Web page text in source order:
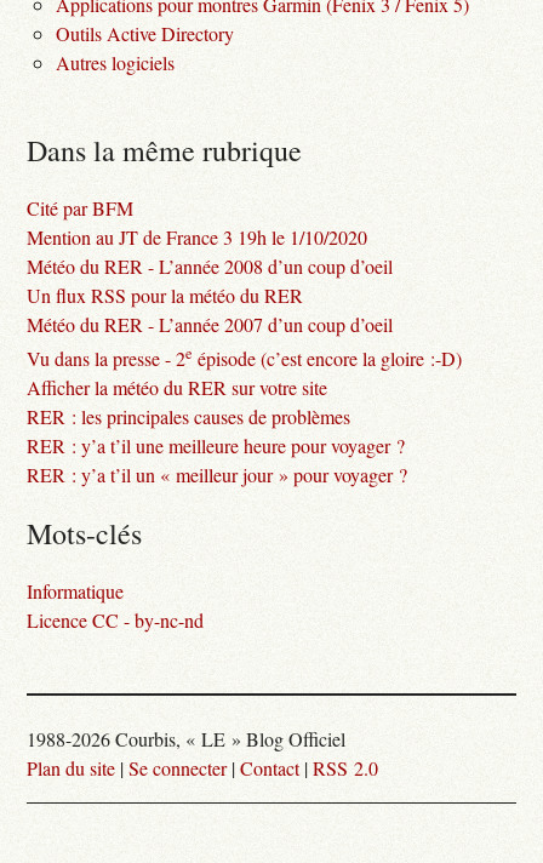
Outils Active Directory
Autres logiciels
Dans la même rubrique
Cité par BFM
Mention au JT de France 3 19h le 1/10/2020
Météo du RER - L’année 2008 d’un coup d’oeil
Un flux RSS pour la météo du RER
Météo du RER - L’année 2007 d’un coup d’oeil
Vu dans la presse - 2e épisode (c’est encore la gloire :-D)
Afficher la météo du RER sur votre site
RER : les principales causes de problèmes
RER : y’a t’il une meilleure heure pour voyager ?
RER : y’a t’il un « meilleur jour » pour voyager ?
Mots-clés
Informatique
Licence CC - by-nc-nd
1988-2026 Courbis, « LE » Blog Officiel
Plan du site |Se connecter|Contact|RSS 2.0